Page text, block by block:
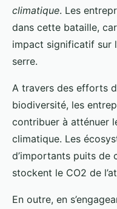
climatique. Les
dans cette bataille,
impact significatif sur
serre.
A travers des efforts
biodiversité, les
contribuer à atténuer
climatique. Les
d’importants puits de
stockent le CO2 de
En outre, en